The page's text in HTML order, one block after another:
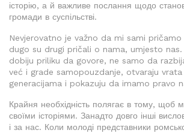
історію, а й важливе послання щодо
громади в суспільстві.
Nevjerovatno je važno da mi sami
dugo su drugi pričali o nama, umjesto
dobiju priliku da govore, ne samo da
već i grade samopouzdanje, otvaraju vrata
generacijama i pokazuju da imamo pravo
Крайня необхідність полягає в тому, щоб
своїми історіями. Занадто довго інші
і за нас. Коли молоді представники